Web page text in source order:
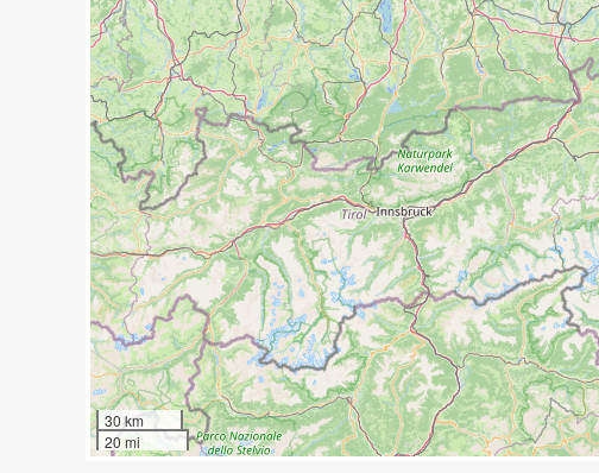
30 km
20 mi